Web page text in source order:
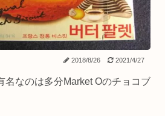
2018/8/26 2021/4/27
名なのは多分Market Oのチョコブ